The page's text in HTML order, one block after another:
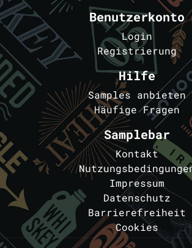
Benutzerkonto
Login
Registrierung
Hilfe
Samples anbieten
Häufige Fragen
Samplebar
Kontakt
Impressum
Datenschutz
Barrierefreiheit
Cookies